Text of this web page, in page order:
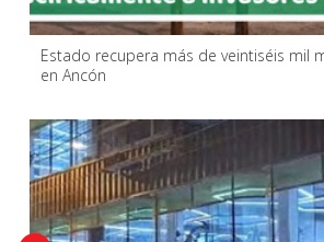
Estado recupera más de veintiséis mil
en Ancón